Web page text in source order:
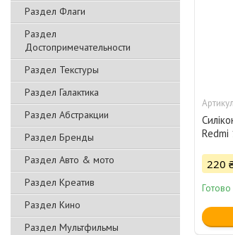
Раздел Флаги
Раздел
Достопримечательности
Раздел Текстуры
Раздел Галактика
Раздел Абстракции
Раздел Бренды
Раздел Авто & мото
Раздел Креатив
Раздел Кино
Раздел Мультфильмы
Redmi
220